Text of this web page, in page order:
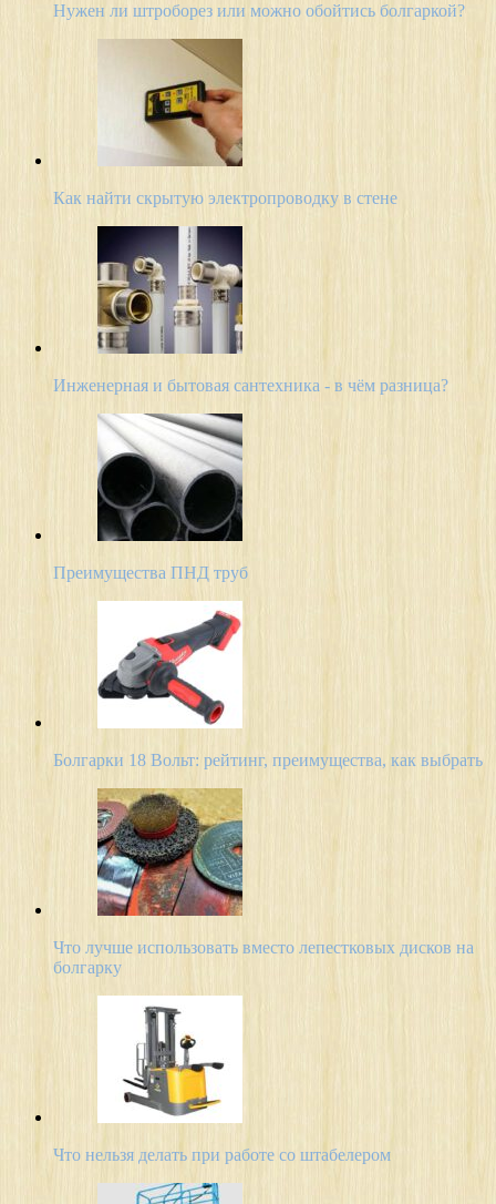
Нужен ли штроборез или можно обойтись болгаркой?
Как найти скрытую электропроводку в стене
Инженерная и бытовая сантехника - в чём разница?
Преимущества ПНД труб
Болгарки 18 Вольт: рейтинг, преимущества, как выбрать
Что лучше использовать вместо лепестковых дисков на
болгарку
Что нельзя делать при работе со штабелером